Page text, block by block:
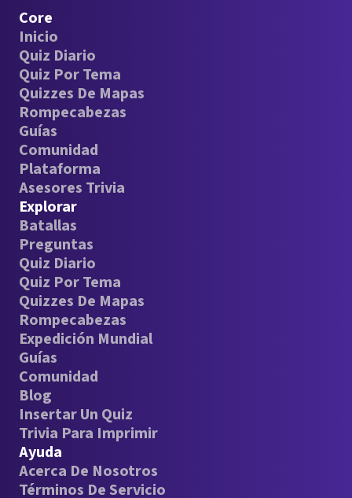
Core
Inicio
Quiz Diario
Quiz Por Tema
Quizzes De Mapas
Rompecabezas
Guías
Comunidad
Plataforma
Asesores Trivia
Explorar
Batallas
Preguntas
Quiz Diario
Quiz Por Tema
Quizzes De Mapas
Rompecabezas
Expedición Mundial
Guías
Comunidad
Blog
Insertar Un Quiz
Trivia Para Imprimir
Ayuda
Acerca De Nosotros
Términos De Servicio